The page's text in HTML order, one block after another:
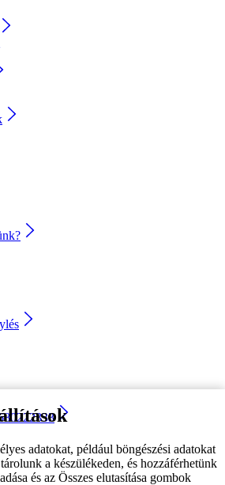
adatokat, például böngészési adatokat
a készülékeden, és hozzáférhetünk
és az Összes elutasítása gombok